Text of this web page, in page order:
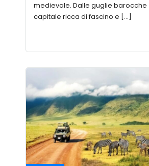
medievale. Dalle guglie barocche
capitale ricca di fascino e […]